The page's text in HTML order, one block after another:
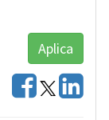
Aplica